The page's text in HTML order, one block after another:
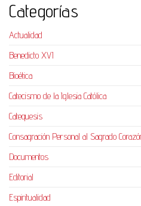
Categorías
Actualidad
Benedicto XVI
Bioética
Catecismo de la Iglesia Católica
Catequesis
Consagración Personal al Sagrado
Documentos
Editorial
Espiritualidad